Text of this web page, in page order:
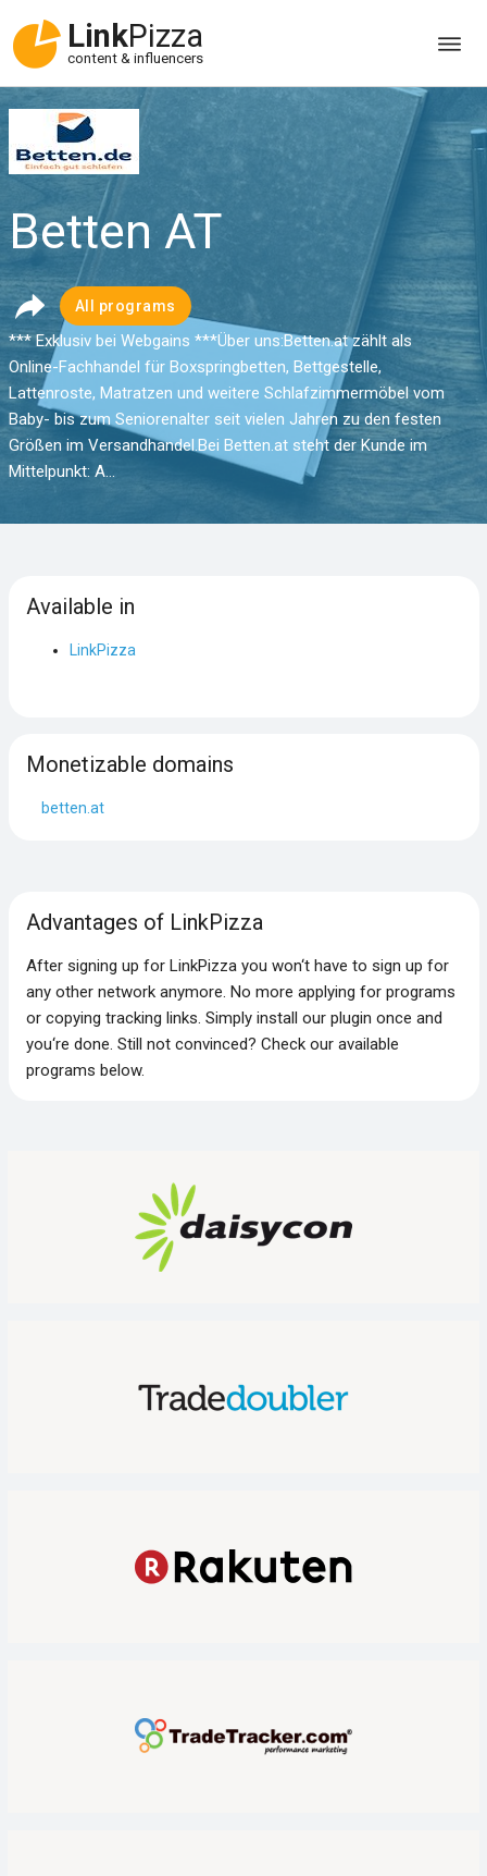
LinkPizza
content & influencers
Betten AT
All programs
*** Exklusiv bei Webgains ***Über uns:Betten.at zählt als
Online-Fachhandel für Boxspringbetten, Bettgestelle,
Lattenroste, Matratzen und weitere Schlafzimmermöbel vom
Baby- bis zum Seniorenalter seit vielen Jahren zu den festen
Größen im Versandhandel.Bei Betten.at steht der Kunde im
Mittelpunkt: A...
Available in
LinkPizza
Monetizable domains
betten.at
Advantages of LinkPizza
After signing up for LinkPizza you won‘t have to sign up for
any other network anymore. No more applying for programs
or copying tracking links. Simply install our plugin once and
you‘re done. Still not convinced? Check our available
programs below.